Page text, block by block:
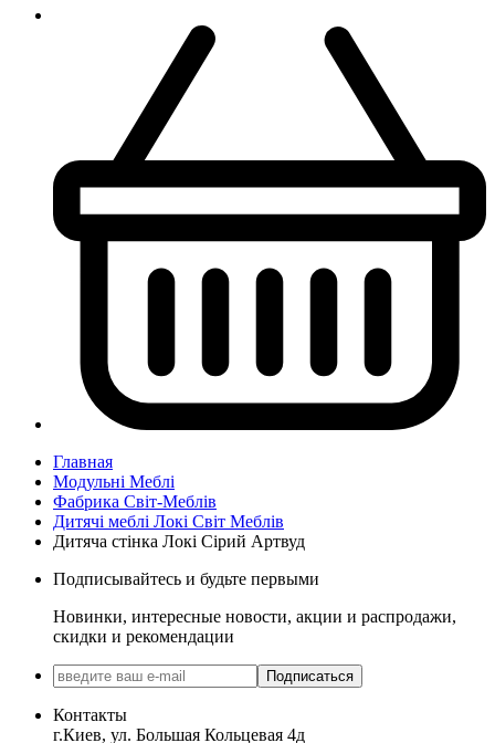
Главная
Модульні Меблі
Фабрика Світ-Меблів
Дитячі меблі Локі Світ Меблів
Дитяча стінка Локі Сірий Артвуд
Подписывайтесь и будьте первыми
Новинки, интересные новости, акции и распродажи,
скидки и рекомендации
Подписаться
Контакты
г.Киев, ул. Большая Кольцевая 4д